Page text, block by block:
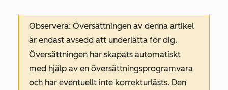
Observera: Översättningen av denna artikel
är endast avsedd att underlätta för dig.
Översättningen har skapats automatiskt
med hjälp av en översättningsprogramvara
och har eventuellt inte korrekturlästs. Den